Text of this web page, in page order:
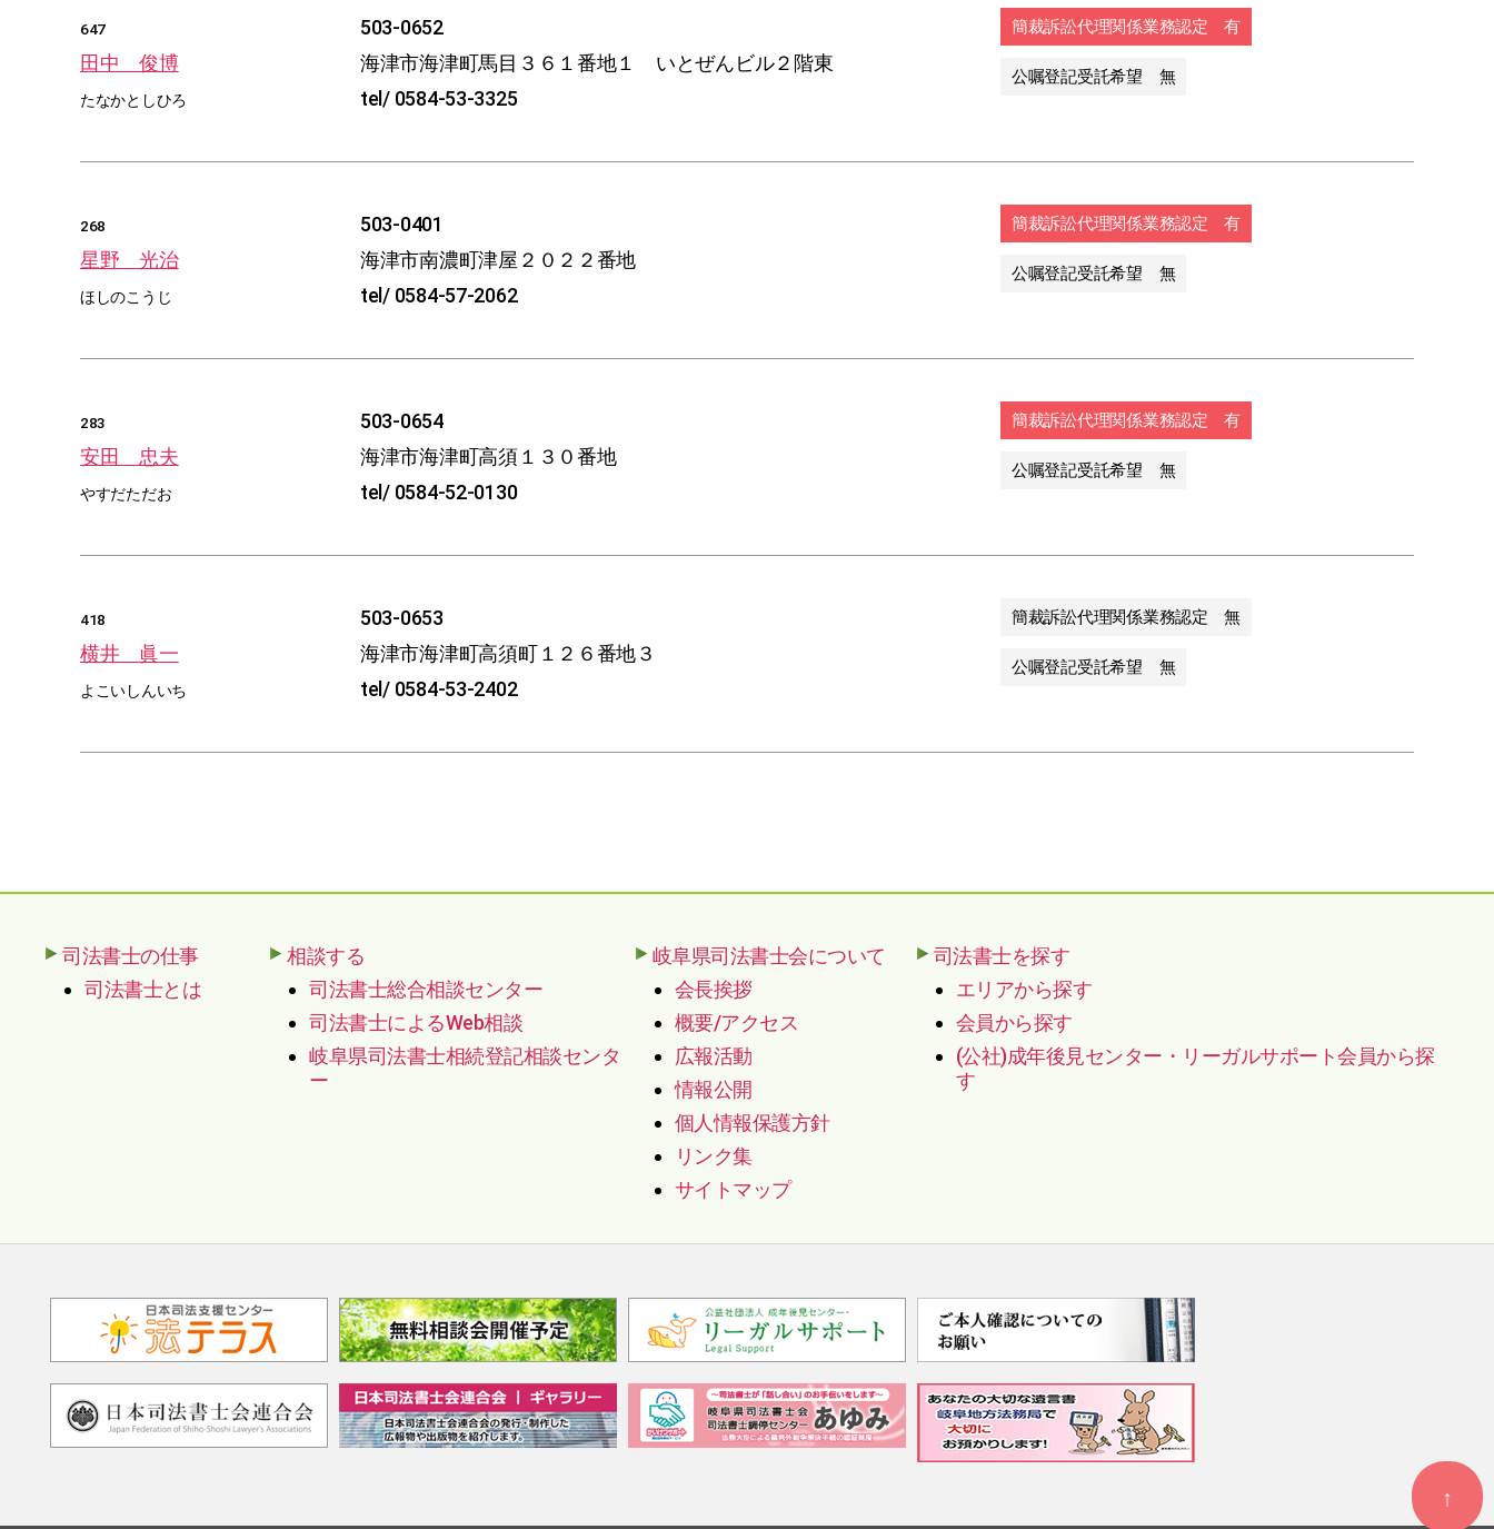
647
田中 俊博
たなかとしひろ
503-0652
海津市海津町馬目３６１番地１ いとぜんビル２階東
tel/ 0584-53-3325
簡裁訴訟代理関係業務認定 有
公嘱登記受託希望 無
268
星野 光治
ほしのこうじ
503-0401
海津市南濃町津屋２０２２番地
tel/ 0584-57-2062
簡裁訴訟代理関係業務認定 有
公嘱登記受託希望 無
283
安田 忠夫
やすだただお
503-0654
海津市海津町高須１３０番地
tel/ 0584-52-0130
簡裁訴訟代理関係業務認定 有
公嘱登記受託希望 無
418
横井 眞一
よこいしんいち
503-0653
海津市海津町高須町１２６番地３
tel/ 0584-53-2402
簡裁訴訟代理関係業務認定 無
公嘱登記受託希望 無
司法書士の仕事
司法書士とは
相談する
司法書士総合相談センター
司法書士によるWeb相談
岐阜県司法書士相続登記相談センタ
ー
岐阜県司法書士会について
会長挨拶
概要/アクセス
広報活動
情報公開
個人情報保護方針
リンク集
サイトマップ
司法書士を探す
エリアから探す
会員から探す
(公社)成年後見センター・リーガルサポート会員から探
す
↑